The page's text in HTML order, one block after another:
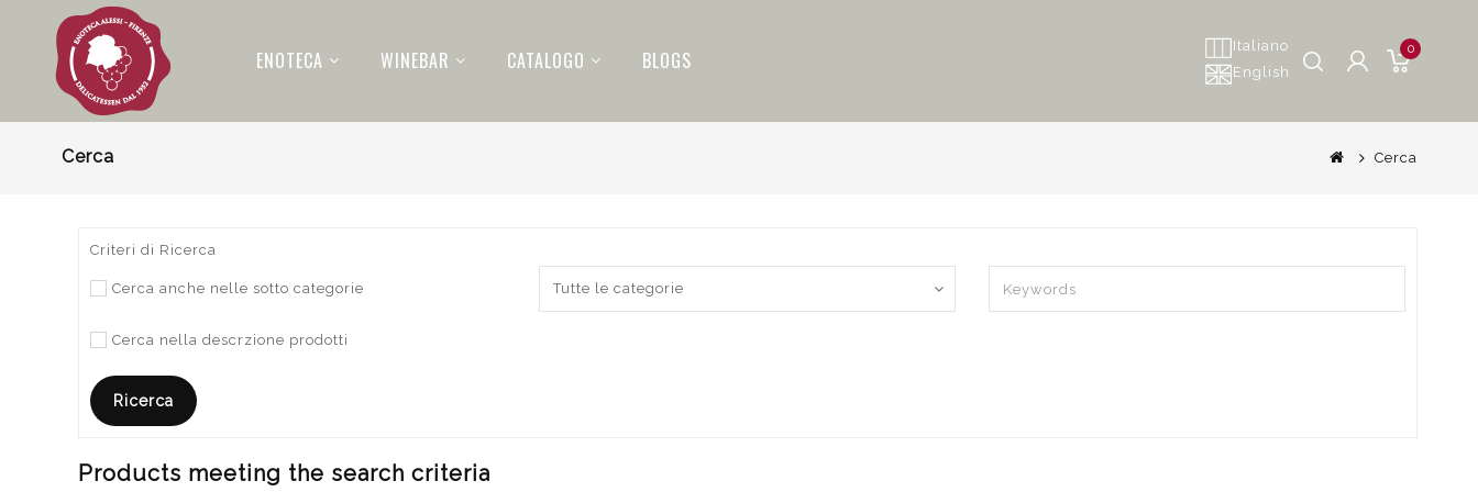
ENOTECA WINEBAR CATALOGO BLOGS
Italiano
English
0
Cerca Cerca
Criteri di Ricerca
Cerca anche nelle sotto categorie
Cerca nella descrzione prodotti
Products meeting the search criteria